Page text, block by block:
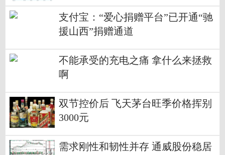
支付宝：“爱心捐赠平台”已开通“驰
援山西”捐赠通道
不能承受的充电之痛 拿什么来拯救
啊
双节控价后 飞天茅台旺季价格挥别
3000元
需求刚性和韧性并存 通威股份稳居